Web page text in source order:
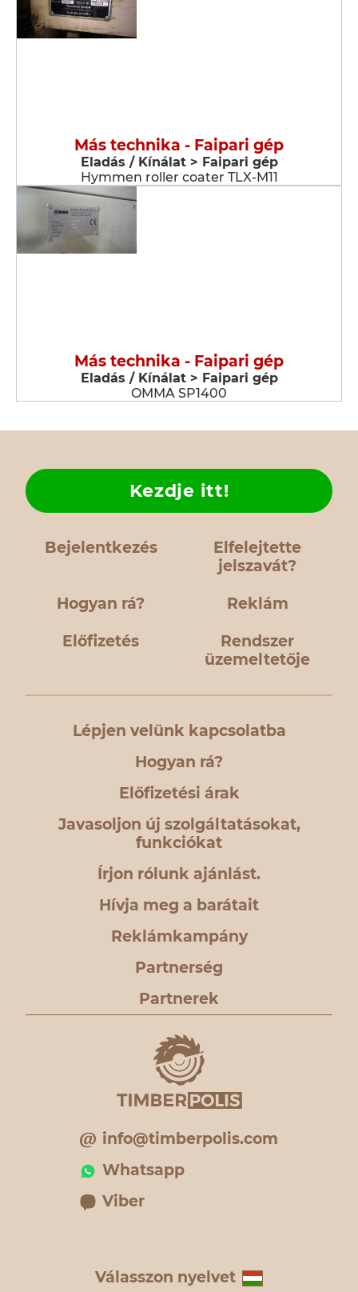
Más technika - Faipari gép
Eladás / Kínálat > Faipari gép
Hymmen roller coater TLX-M11
Más technika - Faipari gép
Eladás / Kínálat > Faipari gép
OMMA SP1400
Bejelentkezés
Elfelejtette
jelszavát?
Hogyan rá?
Kezdje itt!
Reklám
Előfizetés
Rendszer
üzemeltetője
Lépjen velünk kapcsolatba
Hogyan rá?
Előfizetési árak
Javasoljon új szolgáltatásokat,
funkciókat
Írjon rólunk ajánlást.
Hívja meg a barátait
Reklámkampány
Partnerség
Partnerek
info@timberpolis.com
Whatsapp
Viber
Válasszon nyelvet